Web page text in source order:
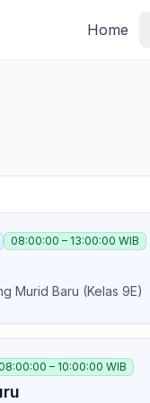
Home
08:00:00 – 13:00:00 WIB
Murid Baru (Kelas 9E)
08:00:00 – 10:00:00 WIB